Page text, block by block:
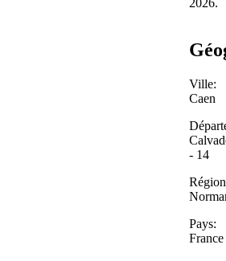
Ville:
Caen
- 14
Pays:
France